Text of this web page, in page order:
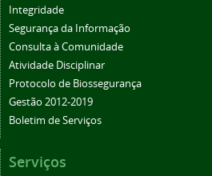
Integridade
Segurança da Informação
Consulta à Comunidade
Atividade Disciplinar
Protocolo de Biossegurança
Gestão 2012-2019
Boletim de Serviços
Serviços